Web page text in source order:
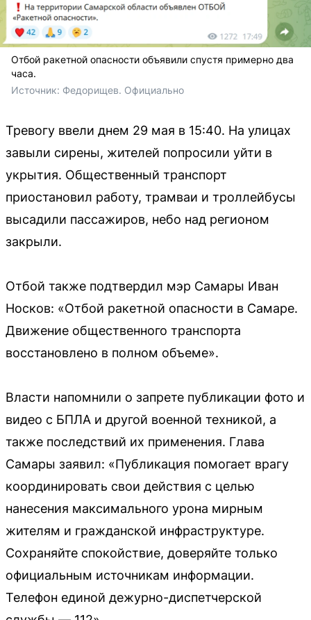
Отбой ракетной опасности объявили спустя примерно два
часа.
Источник: Федорищев. Официально
Тревогу ввели днем 29 мая в 15:40. На улицах
завыли сирены, жителей попросили уйти в
укрытия. Общественный транспорт
приостановил работу, трамваи и троллейбусы
высадили пассажиров, небо над регионом
закрыли.
Отбой также подтвердил мэр Самары Иван
Носков: «Отбой ракетной опасности в Самаре.
Движение общественного транспорта
восстановлено в полном объеме».
Власти напомнили о запрете публикации фото и
видео с БПЛА и другой военной техникой, а
также последствий их применения. Глава
Самары заявил: «Публикация помогает врагу
координировать свои действия с целью
нанесения максимального урона мирным
жителям и гражданской инфраструктуре.
Сохраняйте спокойствие, доверяйте только
официальным источникам информации.
Телефон единой дежурно-диспетчерской